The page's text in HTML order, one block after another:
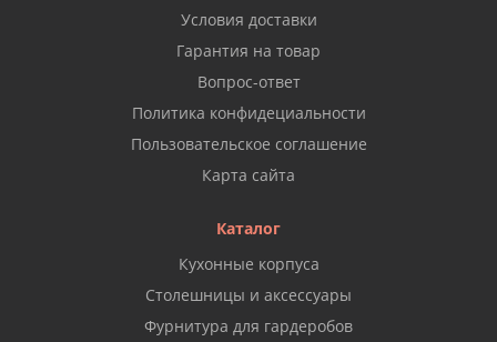
Условия доставки
Гарантия на товар
Вопрос-ответ
Политика конфидециальности
Пользовательское соглашение
Карта сайта
Каталог
Кухонные корпуса
Столешницы и аксессуары
Фурнитура для гардеробов